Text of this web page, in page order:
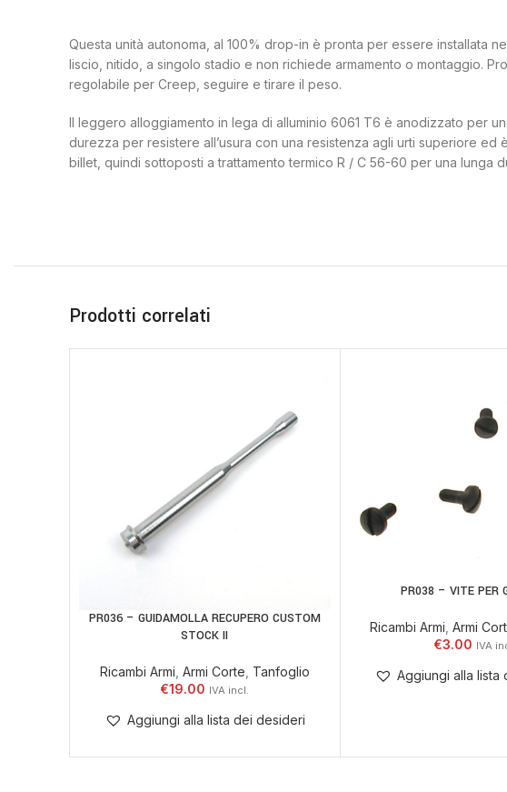
Questa unità autonoma, al 100% drop-in è pronta per essere installata
liscio, nitido, a singolo stadio e non richiede armamento o montaggio.
regolabile per Creep, seguire e tirare il peso.
Il leggero alloggiamento in lega di alluminio 6061 T6 è anodizzato per
durezza per resistere all’usura con una resistenza agli urti superiore
billet, quindi sottoposti a trattamento termico R / C 56-60 per una lunga
Prodotti correlati
AGGIUNGI AL CARRELLO
PR036 – GUIDAMOLLA RECUPERO CUSTOM
STOCK II
Ricambi Armi Armi Corte Tanfoglio
€19.00
Aggiungi alla lista dei desideri
AGGIUNGI AL CARRELLO
PR038 – VITE PER
Ricambi Armi ,Armi
€3.00
Aggiungi alla lista